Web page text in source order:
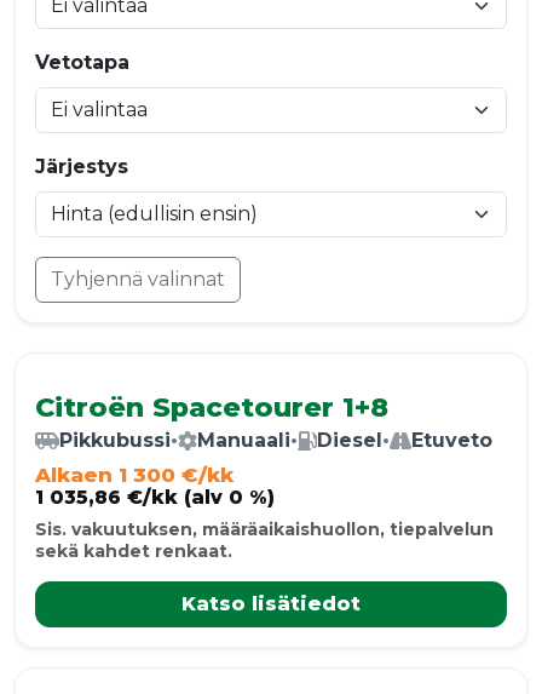
Vetotapa
Järjestys
Tyhjennä valinnat
Citroën Spacetourer 1+8
Pikkubussi• Manuaali• Diesel • Etuveto
Alkaen 1 300 €/kk
1 035,86 €/kk (alv 0 %)
Sis. vakuutuksen, määräaikaishuollon, tiepalvelun
sekä kahdet renkaat.
Katso lisätiedot